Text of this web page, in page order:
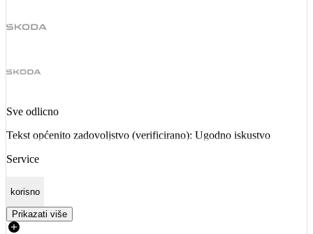
Sve odlicno
Tekst općenito zadovoljstvo (verificirano): Ugodno iskustvo
Service
korisno
Prikazati više